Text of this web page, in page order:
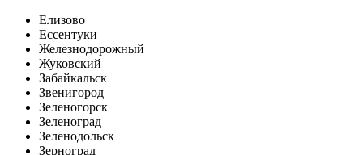
Елизово
Ессентуки
Железнодорожный
Жуковский
Забайкальск
Звенигород
Зеленогорск
Зеленоград
Зеленодольск
Зерноград